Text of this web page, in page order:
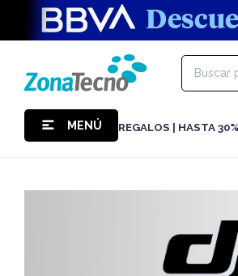
MENÚ REGALOS | HASTA